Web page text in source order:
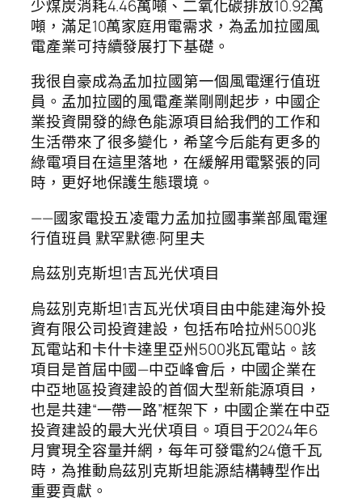
少煤炭消耗4.46萬噸、二氧化碳排放10.92萬
噸，滿足10萬家庭用電需求，為孟加拉國風
電產業可持續發展打下基礎。
我很自豪成為孟加拉國第一個風電運行值班
員。孟加拉國的風電產業剛剛起步，中國企
業投資開發的綠色能源項目給我們的工作和
生活帶來了很多變化，希望今后能有更多的
綠電項目在這里落地，在緩解用電緊張的同
時，更好地保護生態環境。
——國家電投五凌電力孟加拉國事業部風電運
行值班員 默罕默德·阿里夫
烏茲別克斯坦1吉瓦光伏項目
烏茲別克斯坦1吉瓦光伏項目由中能建海外投
資有限公司投資建設，包括布哈拉州500兆
瓦電站和卡什卡達里亞州500兆瓦電站。該
項目是首屆中國—中亞峰會后，中國企業在
中亞地區投資建設的首個大型新能源項目，
也是共建“一帶一路”框架下，中國企業在中亞
投資建設的最大光伏項目。項目于2024年6
月實現全容量并網，每年可發電約24億千瓦
時，為推動烏茲別克斯坦能源結構轉型作出
重要貢獻。